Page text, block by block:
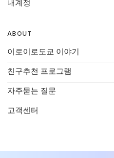
내계정
ABOUT
이로이로도쿄 이야기
친구추천 프로그램
자주묻는 질문
고객센터